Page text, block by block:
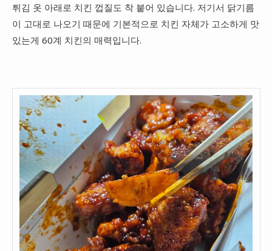
튀김 옷 아래로 치킨 껍질도 착 붙어 있습니다. 저기서 닭기름
이 고대로 나오기 때문에 기본적으로 치킨 자체가 고소하게 맛
있는게 60계 치킨의 매력입니다.